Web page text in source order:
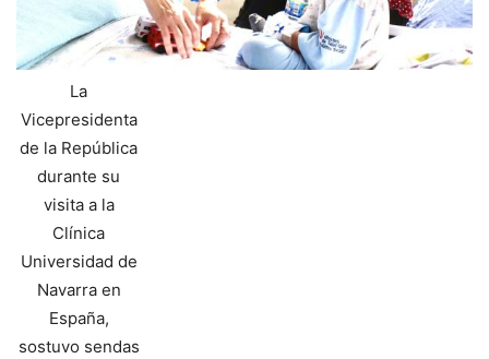
La
Vicepresidenta
de la República
durante su
visita a la
Clínica
Universidad de
Navarra en
España,
sostuvo sendas